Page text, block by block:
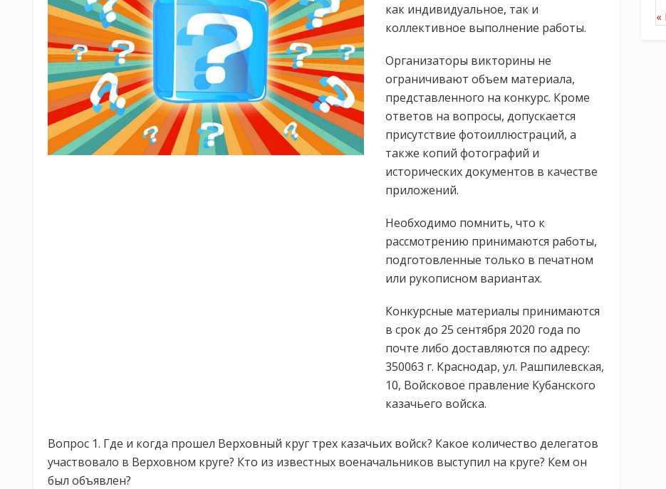
как индивидуальное, так и
коллективное выполнение работы.
Организаторы викторины не
ограничивают объем материала,
представленного на конкурс. Кроме
ответов на вопросы, допускается
присутствие фотоиллюстраций, а
также копий фотографий и
исторических документов в качестве
приложений.
Необходимо помнить, что к
рассмотрению принимаются работы,
подготовленные только в печатном
или рукописном вариантах.
Конкурсные материалы принимаются
в срок до 25 сентября 2020 года по
почте либо доставляются по адресу:
350063 г. Краснодар, ул. Рашпилевская,
10, Войсковое правление Кубанского
казачьего войска.
Вопрос 1. Где и когда прошел Верховный круг трех казачьих войск? Какое количество делегатов
участвовало в Верховном круге? Кто из известных военачальников выступил на круге? Кем он
был объявлен?
«